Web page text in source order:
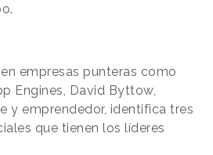
empresas punteras como
Engines, David Byttow,
y emprendedor, identifica tres
que tienen los líderes